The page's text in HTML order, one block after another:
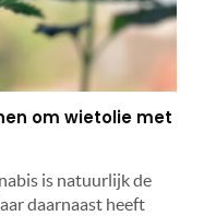
om wietolie met
is natuurlijk de
daarnaast heeft